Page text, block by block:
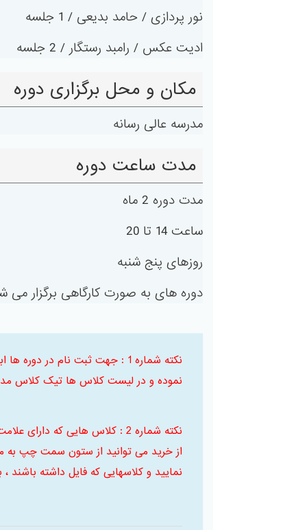
نور پردازی / حامد بدیعی / 1 جلسه
ادیت عکس / رامبد رستگار / 2 جلسه
مکان و محل برگزاری دوره
مدرسه عالی رسانه
مدت ساعت دوره
مدت دوره 2 ماه
ساعت 14 تا 20
روزهای پنج شنبه
دوره های به صورت کارگاهی برگزار می
نکته شماره 1 : جهت ثبت نام در
نموده و در لیست کلاس ها تیک کلاس مد
نکته شماره 2 : کلاس هایی که دارای علامت
از خرید می توانید از ستون سمت چپ
نمایید و کلاسهایی که فایل داشته